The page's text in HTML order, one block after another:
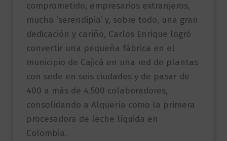
comprometido, empresarios extranjeros,
mucha ‘serendipia’ y, sobre todo, una gran
dedicación y cariño, Carlos Enrique logró
convertir una pequeña fábrica en el
municipio de Cajicá en una red de plantas
con sede en seis ciudades y de pasar de
400 a más de 4.500 colaboradores,
consolidando a Alquería como la primera
procesadora de leche líquida en
Colombia.